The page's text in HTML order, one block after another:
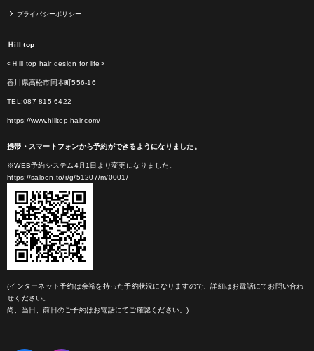
プライバシーポリシー
Ｈill top
<Ｈill top hair design for life>
香川県高松市岡本町556-16
TEL:087-815-6422
https://www.hilltop-hair.com/
携帯・スマートフォンから予約ができるようになりました。
※WEB予約システム4月1日より変更になりました。
https://saloon.to/r/g/51207/m/0001/
(インターネット予約は余裕を持った予約状況になりますので、詳細はお電話にてお問い合わ
せください。
尚、当日、前日のご予約はお電話にてご確認ください。)